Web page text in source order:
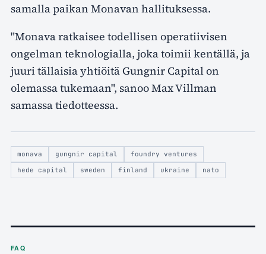
samalla paikan Monavan hallituksessa.
"Monava ratkaisee todellisen operatiivisen
ongelman teknologialla, joka toimii kentällä, ja
juuri tällaisia yhtiöitä Gungnir Capital on
olemassa tukemaan", sanoo Max Villman
samassa tiedotteessa.
monava gungnir capital
foundry ventures
hede capital
sweden finland ukraine nato
FAQ